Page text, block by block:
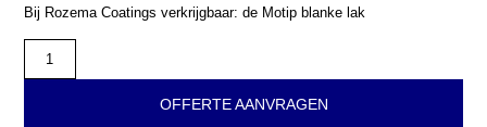
Bij Rozema Coatings verkrijgbaar: de Motip blanke lak
OFFERTE AANVRAGEN